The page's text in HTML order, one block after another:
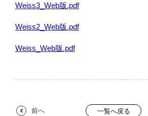
Weiss3_Web版.pdf
Weiss2_Web版.pdf
Weiss_Web版.pdf
前へ 一覧へ戻る